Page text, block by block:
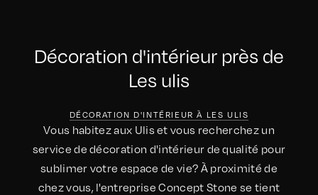
Décoration d'intérieur près de
Les ulis
DÉCORATION D'INTÉRIEUR À LES ULIS
Vous habitez aux Ulis et vous recherchez un
service de décoration d'intérieur de qualité pour
sublimer votre espace de vie? À proximité de
chez vous, l'entreprise Concept Stone se tient